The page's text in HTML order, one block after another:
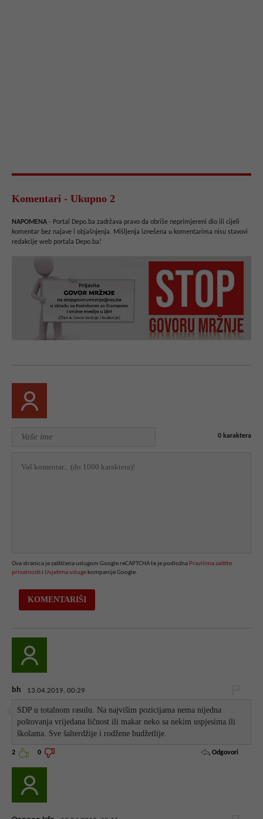
Komentari - Ukupno 2
NAPOMENA - Portal Depo.ba zadržava pravo da obriše neprimjereni dio ili cijeli
komentar bez najave i objašnjenja. Mišljenja iznešena u komentarima nisu stavovi
redakcije web portala Depo.ba!
0 karaktera
Ova stranica je zaštićena uslugom Google reCAPTCHA te je podložna Pravilima zaštite
privatnosti i Uvjetima usluge kompanije Google.
bh 13.04.2019. 00:29
SDP u totalnom rasulu. Na najvišim pozicijama nema nijedna
poštovanja vrijedana ličnost ili makar neko sa nekim uspjesima ili
školama. Sve šalterdžije i rodžene budžetlije.
2 0 Odgovori